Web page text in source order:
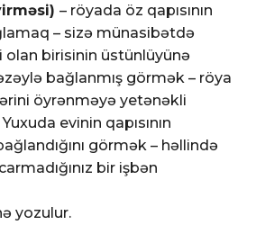
– röyada öz qapısının
– sizə münasibətdə
birisinin üstünlüyünə
bağlanmış görmək – röya
öyrənməyə yetənəkli
evinin qapısının
görmək – həllində
bir işbən
yozulur.